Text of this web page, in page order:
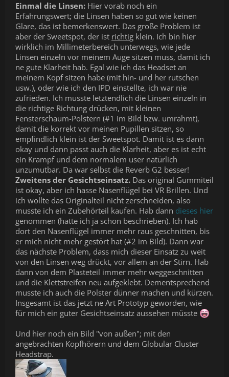
Einmal die Linsen: Hier vorab noch ein
Erfahrungswert; die Linsen haben so gut wie keinen
Glare, das ist bemerkenswert. Das große Problem ist
aber der Sweetspot, der ist richtig klein. Ich bin hier
wirklich im Millimeterbereich unterwegs, wie jede
Linsen einzeln vor meinem Auge sitzen muss, damit ich
ne gute Klarheit hab. Egal wie ich das Headset an
meinem Kopf sitzen habe (mit hin- und her rutschen
usw.), oder wie ich den IPD einstellte, ich war nie
zufrieden. Ich musste letztendlich die Linsen einzeln in
die richtige Richtung drücken, mit kleinen
Fensterschaum-Polstern (#1 im Bild bzw. umrahmt),
damit die korrekt vor meinen Pupillen sitzen, so
empfindlich klein ist der Sweetspot. Damit ist es dann
okay und dann passt auch die Klarheit, aber es ist echt
ein Krampf und dem normalem user natürlich
unzumutbar. Da war selbst die Reverb G2 besser!
Zweitens der Gesichtseinsatz. Das original Gummiteil
ist okay, aber ich hasse Nasenflügel bei VR Brillen. Und
ich wollte das Originalteil nicht zerschneiden, also
musste ich ein Zubehörteil kaufen. Hab dann dieses hier
genommen (hatte ich ja schon beschrieben). Ich hab
dort den Nasenflügel immer mehr raus geschnitten, bis
er mich nicht mehr gestört hat (#2 im Bild). Dann war
das nächste Problem, dass mich dieser Einsatz zu weit
von den Linsen weg drückt, vor allem an der Stirn. Hab
dann von dem Plasteteil immer mehr weggeschnitten
und die Klettstreifen neu aufgeklebt. Dementsprechend
musste ich auch die Polster dünner machen und kürzen.
Insgesamt ist das jetzt ne Art Prototyp geworden, wie
für mich ein guter Gesichtseinsatz aussehen müsste
Und hier noch ein Bild "von außen"; mit den
angebrachten Kopfhörern und dem Globular Cluster
Headstrap.